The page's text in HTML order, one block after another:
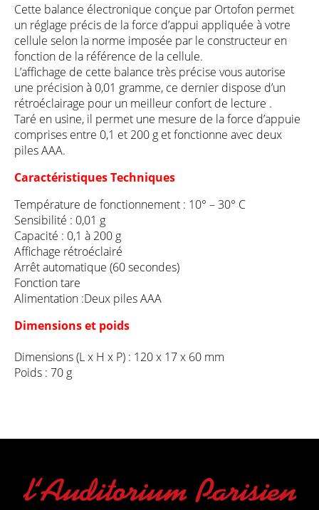
Cette balance électronique conçue par Ortofon permet
un réglage précis de la force d’appui appliquée à votre
cellule selon la norme imposée par le constructeur en
fonction de la référence de la cellule.
L’affichage de cette balance très précise vous autorise
une précision à 0,01 gramme, ce dernier dispose d’un
rétroéclairage pour un meilleur confort de lecture .
Taré en usine, il permet une mesure de la force d’appuie
comprises entre 0,1 et 200 g et fonctionne avec deux
piles AAA.
Caractéristiques Techniques
Température de fonctionnement : 10° – 30° C
Sensibilité : 0,01 g
Capacité : 0,1 à 200 g
Affichage rétroéclairé
Arrêt automatique (60 secondes)
Fonction tare
Alimentation :Deux piles AAA
Dimensions et poids
Dimensions (L x H x P) : 120 x 17 x 60 mm
Poids : 70 g